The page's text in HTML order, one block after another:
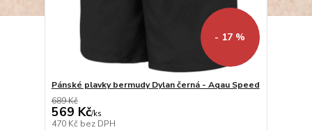
- 17 %
Pánské plavky bermudy Dylan černá - Aqau Speed
689 Kč
569 Kč/ks
470 Kč bez DPH